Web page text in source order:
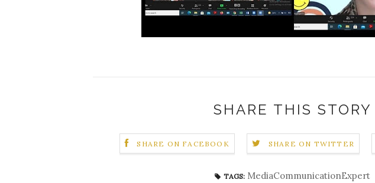
SHARE THIS STORY
SHARE ON FACEBOOK SHARE ON TWITTER
TAGS: MediaCommunicationExpert